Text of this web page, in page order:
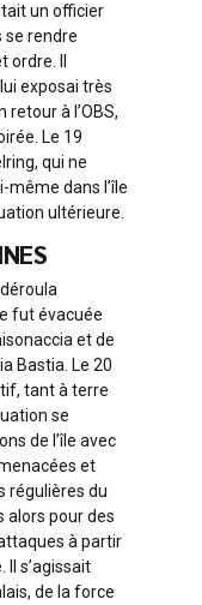
un officier
se rendre
Il
exposai très
à l’OBS,
Le 19
qui ne
même dans l’île
ultérieure.
fut évacuée
et de
Bastia. Le 20
tant à terre
se
de l’île avec
et
régulières du
alors pour des
à partir
Il s’agissait
de la force